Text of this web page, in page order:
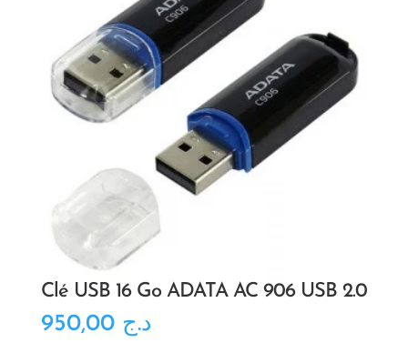
Clé USB 16 Go ADATA AC 906 USB 2.0
د.ج 950,00